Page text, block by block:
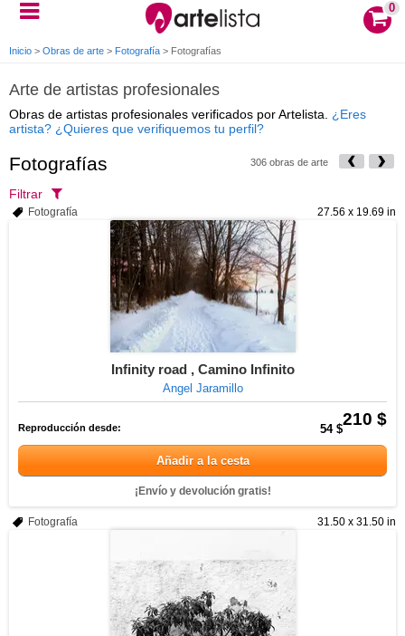
0
Inicio > Obras de arte > Fotografía > Fotografías
Arte de artistas profesionales
Obras de artistas profesionales verificados por Artelista. ¿Eres
artista? ¿Quieres que verifiquemos tu perfil?
Fotografías 306 obras de arte
Filtrar
27.56 x 19.69 in
Fotografía
Infinity road , Camino Infinito
Angel Jaramillo
210 $
Reproducción desde: 54 $
Añadir a la cesta
¡Envío y devolución gratis!
31.50 x 31.50 in
Fotografía